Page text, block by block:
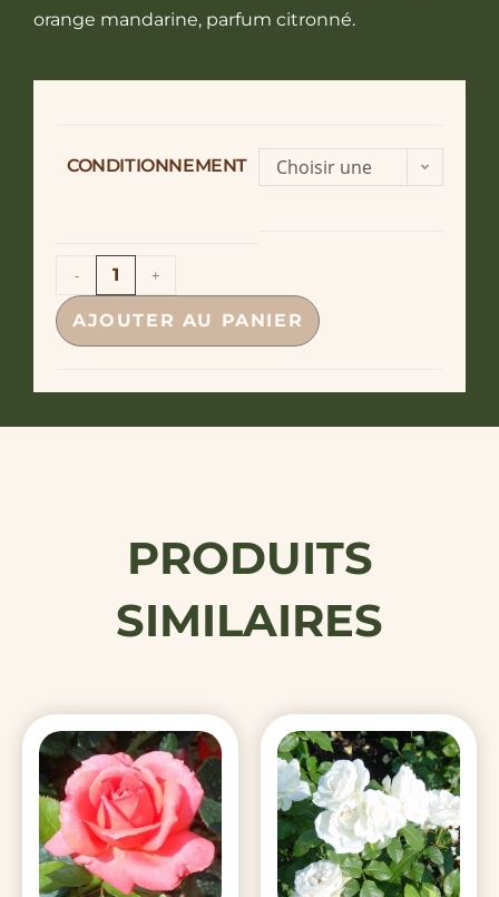
orange mandarine, parfum citronné.
CONDITIONNEMENT
Choisir une
- +
AJOUTER AU PANIER
PRODUITS
SIMILAIRES